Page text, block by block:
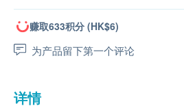
赚取633积分 (HK$6)
为产品留下第一个评论
详情